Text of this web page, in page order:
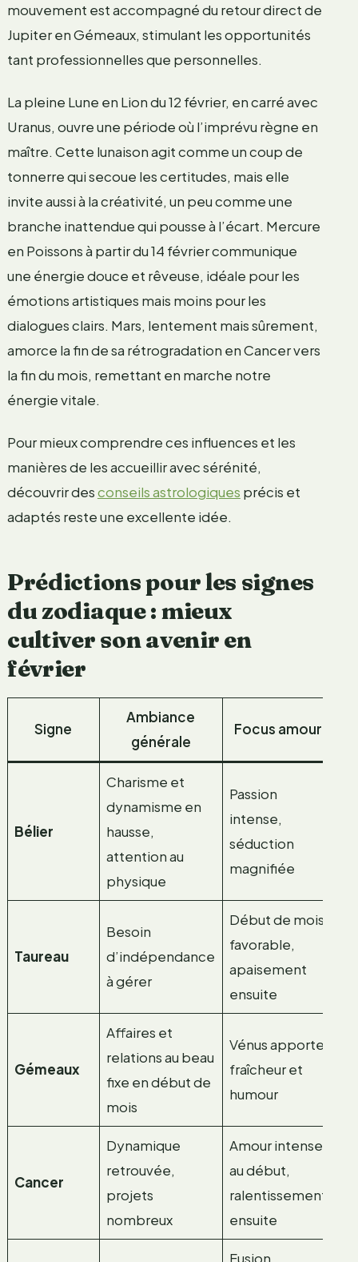
mouvement est accompagné du retour direct de
Jupiter en Gémeaux, stimulant les opportunités
tant professionnelles que personnelles.
La pleine Lune en Lion du 12 février, en carré avec
Uranus, ouvre une période où l’imprévu règne en
maître. Cette lunaison agit comme un coup de
tonnerre qui secoue les certitudes, mais elle
invite aussi à la créativité, un peu comme une
branche inattendue qui pousse à l’écart. Mercure
en Poissons à partir du 14 février communique
une énergie douce et rêveuse, idéale pour les
émotions artistiques mais moins pour les
dialogues clairs. Mars, lentement mais sûrement,
amorce la fin de sa rétrogradation en Cancer vers
la fin du mois, remettant en marche notre
énergie vitale.
Pour mieux comprendre ces influences et les
manières de les accueillir avec sérénité,
découvrir desconseils astrologiques précis et
adaptés reste une excellente idée.
Prédictions pour les signes
du zodiaque : mieux
cultiver son avenir en
février
Signe
Ambiance
générale
Focus amour
Bélier
Charisme et
dynamisme en
hausse,
attention au
physique
Passion
intense,
séduction
magnifiée
Taureau
Besoin
d’indépendance
à gérer
Début de mois
favorable,
apaisement
ensuite
Gémeaux
Affaires et
relations au beau
fixe en début de
mois
Vénus apporte
fraîcheur et
humour
Cancer
Dynamique
retrouvée,
projets
nombreux
Amour intense
au début,
ralentissement
ensuite
Fusion